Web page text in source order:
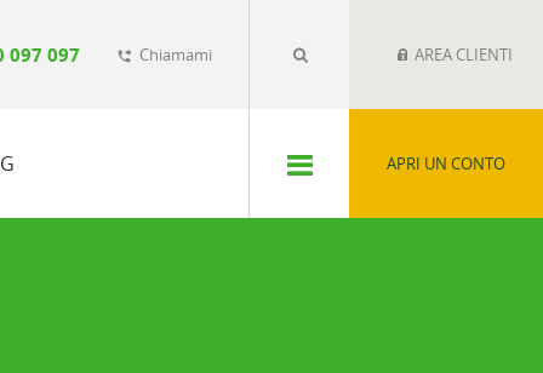
097 097 phone_forwarded Chiamami AREA CLIENTI
APRI UN CONTO